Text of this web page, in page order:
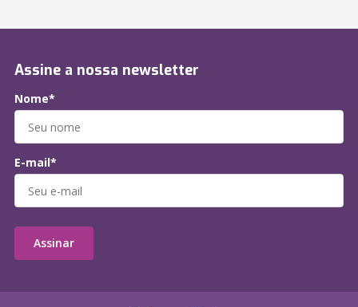
Assine a nossa newsletter
Nome*
E-mail*
Assinar